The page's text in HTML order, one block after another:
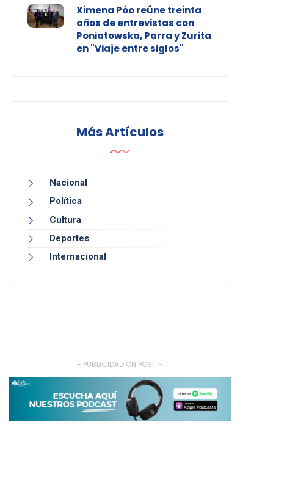
Ximena Póo reúne treinta
años de entrevistas con
Poniatowska, Parra y Zurita
en "Viaje entre siglos"
Más Artículos
Nacional
Política
Cultura
Deportes
Internacional
- PUBLICIDAD ON POST -